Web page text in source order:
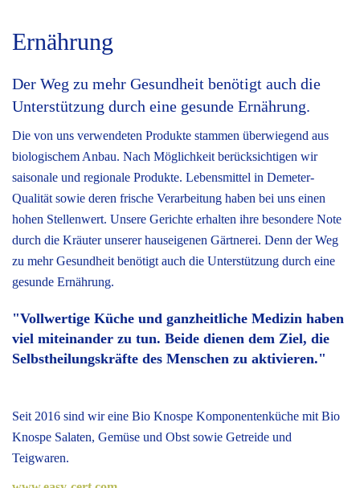
Ernährung
Der Weg zu mehr Gesundheit benötigt auch die
Unterstützung durch eine gesunde Ernährung.
Die von uns verwendeten Produkte stammen überwiegend aus
biologischem Anbau. Nach Möglichkeit berücksichtigen wir
saisonale und regionale Produkte. Lebensmittel in Demeter-
Qualität sowie deren frische Verarbeitung haben bei uns einen
hohen Stellenwert. Unsere Gerichte erhalten ihre besondere Note
durch die Kräuter unserer hauseigenen Gärtnerei. Denn der Weg
zu mehr Gesundheit benötigt auch die Unterstützung durch eine
gesunde Ernährung.
"Vollwertige Küche und ganzheitliche Medizin haben
viel miteinander zu tun. Beide dienen dem Ziel, die
Selbstheilungskräfte des Menschen zu aktivieren."
Seit 2016 sind wir eine Bio Knospe Komponentenküche mit Bio
Knospe Salaten, Gemüse und Obst sowie Getreide und
Teigwaren.